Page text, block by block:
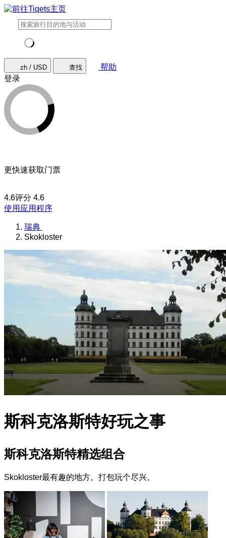
zh / USD 查找
帮助
登录
更快速获取门票
4.6评分 4.6
使用应用程序
瑞典
Skokloster
斯科克洛斯特好玩之事
斯科克洛斯特精选组合
Skokloster最有趣的地方。打包玩个尽兴。